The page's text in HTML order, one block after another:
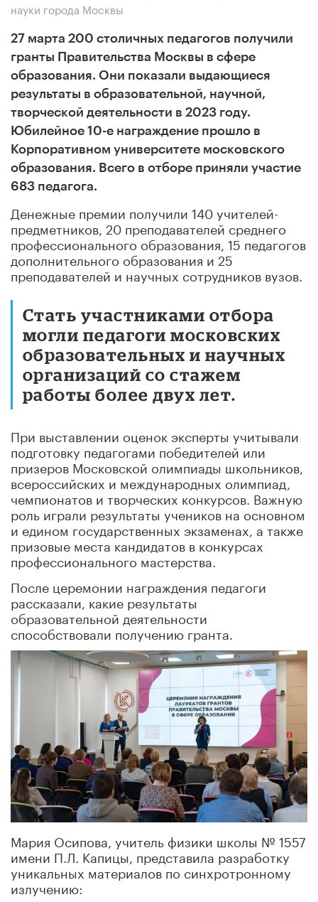
науки города Москвы
27 марта 200 столичных педагогов получили
гранты Правительства Москвы в сфере
образования. Они показали выдающиеся
результаты в образовательной, научной,
творческой деятельности в 2023 году.
Юбилейное 10-е награждение прошло в
Корпоративном университете московского
образования. Всего в отборе приняли участие
683 педагога.
Денежные премии получили 140 учителей-
предметников, 20 преподавателей среднего
профессионального образования, 15 педагогов
дополнительного образования и 25
преподавателей и научных сотрудников вузов.
Стать участниками отбора
могли педагоги московских
образовательных и научных
организаций со стажем
работы более двух лет.
При выставлении оценок эксперты учитывали
подготовку педагогами победителей или
призеров Московской олимпиады школьников,
всероссийских и международных олимпиад,
чемпионатов и творческих конкурсов. Важную
роль играли результаты учеников на основном
и едином государственных экзаменах, а также
призовые места кандидатов в конкурсах
профессионального мастерства.
После церемонии награждения педагоги
рассказали, какие результаты
образовательной деятельности
способствовали получению гранта.
Мария Осипова, учитель физики школы № 1557
имени П.Л. Капицы, представила разработку
уникальных материалов по синхротронному
излучению: